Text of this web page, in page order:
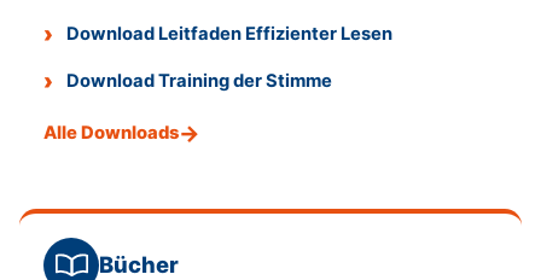
Download Leitfaden Effizienter Lesen
Download Training der Stimme
Alle Downloads
Bücher